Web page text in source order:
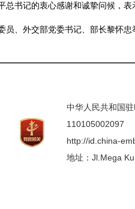
总书记的衷心感谢和诚挚问候，
员、外交部党委书记、部长黎怀
中华人民共和国
110105002097
http://id.china-
地址：Jl.Mega